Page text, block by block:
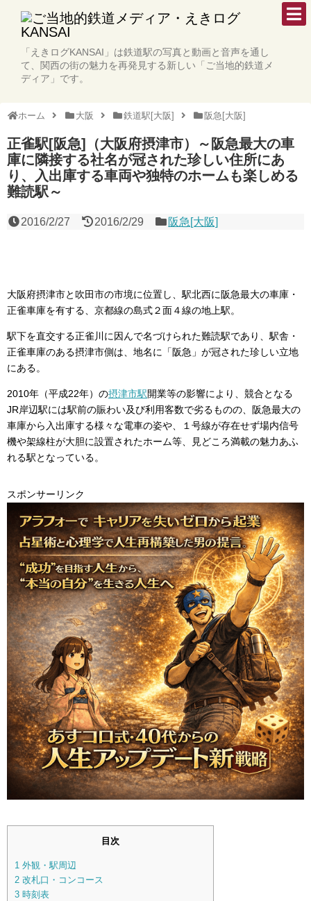
「えきログKANSAI」は鉄道駅の写真と動画と音声を通し
て、関西の街の魅力を再発見する新しい「ご当地的鉄道メ
ディア」です。
ホーム 大阪 鉄道駅[大阪] 阪急[大阪]
正雀駅[阪急]（大阪府摂津市）～阪急最大の車
庫に隣接する社名が冠された珍しい住所にあ
り、入出庫する車両や独特のホームも楽しめる
難読駅～
2016/2/27 2016/2/29 阪急[大阪]
大阪府摂津市と吹田市の市境に位置し、駅北西に阪急最大の車庫・
正雀車庫を有する、京都線の島式２面４線の地上駅。
駅下を直交する正雀川に因んで名づけられた難読駅であり、駅舎・
正雀車庫のある摂津市側は、地名に「阪急」が冠された珍しい立地
にある。
2010年（平成22年）の摂津市駅開業等の影響により、競合となる
JR岸辺駅には駅前の賑わい及び利用客数で劣るものの、阪急最大の
車庫から入出庫する様々な電車の姿や、１号線が存在せず場内信号
機や架線柱が大胆に設置されたホーム等、見どころ満載の魅力あふ
れる駅となっている。
スポンサーリンク
目次
1 外観・駅周辺
2 改札口・コンコース
3 時刻表